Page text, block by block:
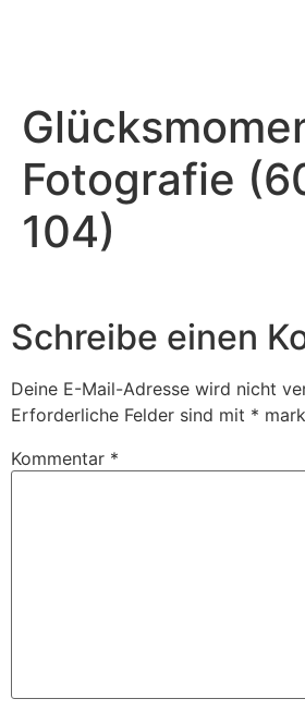
Fotografie
104)
Schreibe einen
Deine E-Mail-Adresse wird nicht
Erforderliche Felder sind mit *
Kommentar *